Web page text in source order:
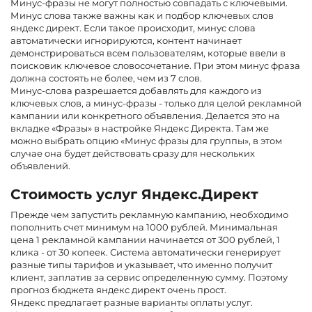
Минус-фразы не могут полностью совпадать с ключевыми.
Минус слова также важны как и подбор ключевых слов
яндекс директ. Если такое происходит, минус слова
автоматически игнорируются, контент начинает
демонстрироваться всем пользователям, которые ввели в
поисковик ключевое словосочетание. При этом минус фраза
должна состоять не более, чем из 7 слов.
Минус-слова разрешается добавлять для каждого из
ключевых слов, а минус-фразы - только для целой рекламной
кампании или конкретного объявления. Делается это на
вкладке «Фразы» в настройке Яндекс Директа. Там же
можно выбрать опцию «Минус фразы для группы», в этом
случае она будет действовать сразу для нескольких
объявлений.
Стоимость услуг Яндекс.Директ
Прежде чем запустить рекламную кампанию, необходимо
пополнить счет минимум на 1000 рублей. Минимальная
цена 1 рекламной кампании начинается от 300 рублей, 1
клика - от 30 копеек. Система автоматически генерирует
разные типы тарифов и указывает, что именно получит
клиент, заплатив за сервис определенную сумму. Поэтому
прогноз бюджета яндекс директ очень прост.
Яндекс предлагает разные варианты оплаты услуг.